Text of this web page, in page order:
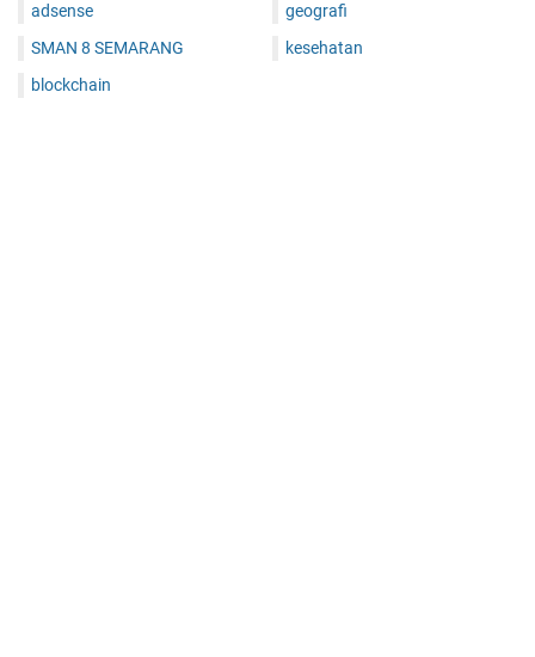
adsense
SMAN 8 SEMARANG
blockchain
geografi
kesehatan